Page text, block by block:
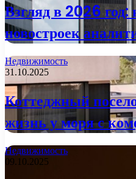
Взгляд в 2026
новостроек
Недвижимость
31.10.2025
Коттеджный
жизнь у моря с
Недвижимость
09.10.2025